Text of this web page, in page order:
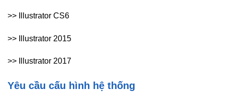
>> Illustrator CS6
>> Illustrator 2015
>> Illustrator 2017
Yêu cầu cấu hình hệ thống